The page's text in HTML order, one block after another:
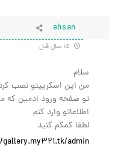
ehsan
سلام
من این اسکریپتو نصب
تو صفحه ورود ادمین
اطلاعاتو وارد کنم
لطفا کمکم کنید
admin